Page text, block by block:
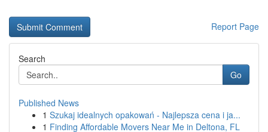
Report Page
Search
Go
Published News
1 Szukaj idealnych opakowań - Najlepsza cena i ja...
1 Finding Affordable Movers Near Me in Deltona, FL